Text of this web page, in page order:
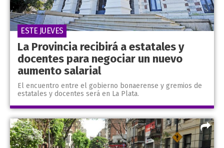
La Provincia recibirá a estatales y
docentes para negociar un nuevo
aumento salarial
El encuentro entre el gobierno bonaerense y gremios de
estatales y docentes será en La Plata.
ESTE JUEVES